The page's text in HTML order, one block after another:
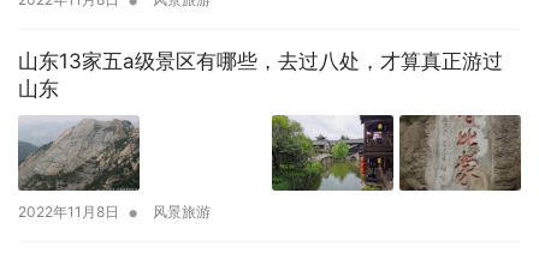
山东13家五a级景区有哪些，去过八处，才算真正游过
山东
2022年11月8日 • 风景旅游